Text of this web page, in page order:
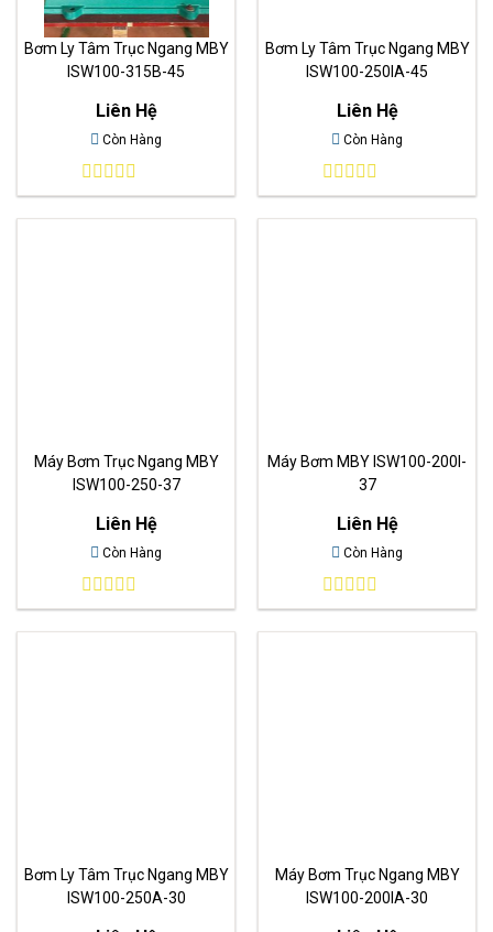
Bơm Ly Tâm Trục Ngang MBY
ISW100-315B-45
Liên Hệ
Còn Hàng
0
out
Bơm Ly Tâm Trục Ngang MBY
ISW100-250IA-45
Liên Hệ
Còn Hàng
0
out
Máy Bơm Trục Ngang MBY
ISW100-250-37
Liên Hệ
Còn Hàng
0
out
Máy Bơm MBY ISW100-200I-
37
Liên Hệ
Còn Hàng
0
out
Bơm Ly Tâm Trục Ngang MBY
ISW100-250A-30
Máy Bơm Trục Ngang MBY
ISW100-200IA-30